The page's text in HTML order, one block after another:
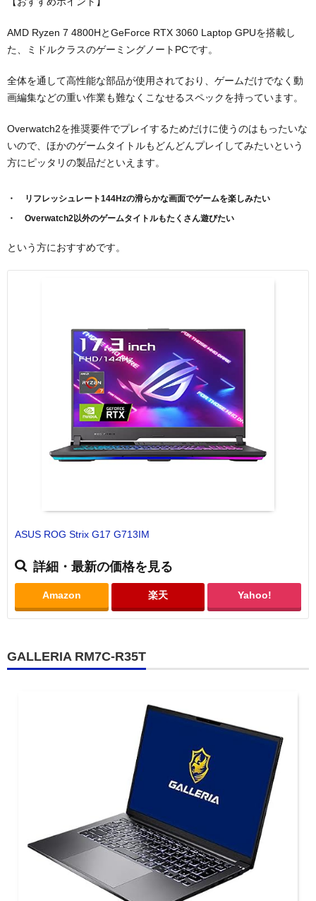
AMD Ryzen 7 4800HとGeForce RTX 3060 Laptop GPUを搭載し
た、ミドルクラスのゲーミングノートPCです。
全体を通して高性能な部品が使用されており、ゲームだけでなく動
画編集などの重い作業も難なくこなせるスペックを持っています。
Overwatch2を推奨要件でプレイするためだけに使うのはもったいな
いので、ほかのゲームタイトルもどんどんプレイしてみたいという
方にピッタリの製品だといえます。
リフレッシュレート144Hzの滑らかな画面でゲームを楽しみたい
Overwatch2以外のゲームタイトルもたくさん遊びたい
という方におすすめです。
ASUS ROG Strix G17 G713IM
詳細・最新の価格を見る
Amazon 楽天 Yahoo!
GALLERIA RM7C-R35T